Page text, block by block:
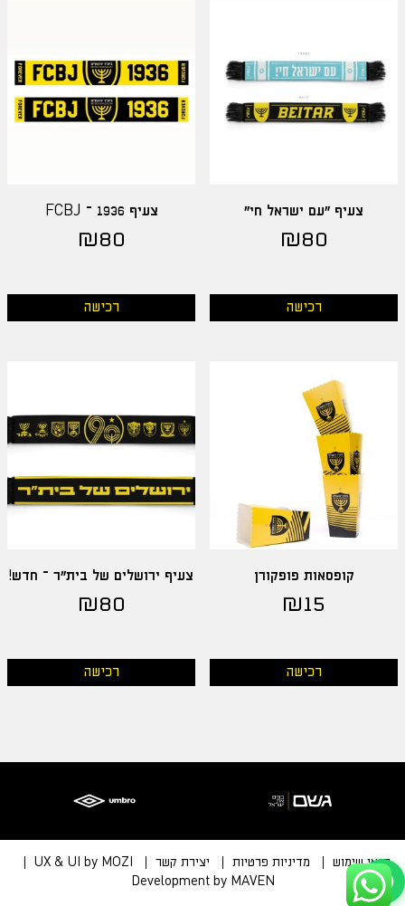
צעיף "עם ישראל חי"
₪80
רכישה
צעיף FCBJ – 1936
₪80
רכישה
קופסאות פופקורן
₪15
רכישה
צעיף ירושלים של בית"ר – חדש!
₪80
רכישה
תנאי שימוש מדיניות פרטיות יצירת קשר
UX & UI by MOZI
Development by MAVEN